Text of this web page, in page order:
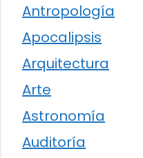
Antropología
Apocalipsis
Arquitectura
Arte
Astronomía
Auditoría